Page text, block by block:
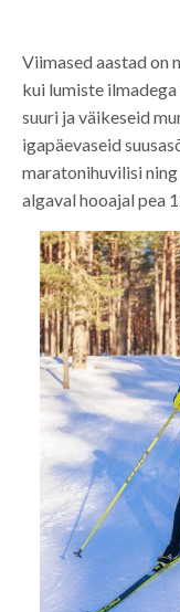
Viimased aastad on
kui lumiste
suuri ja väikeseid
igapäevaseid
maratonihuvilisi
algaval hooajal pea